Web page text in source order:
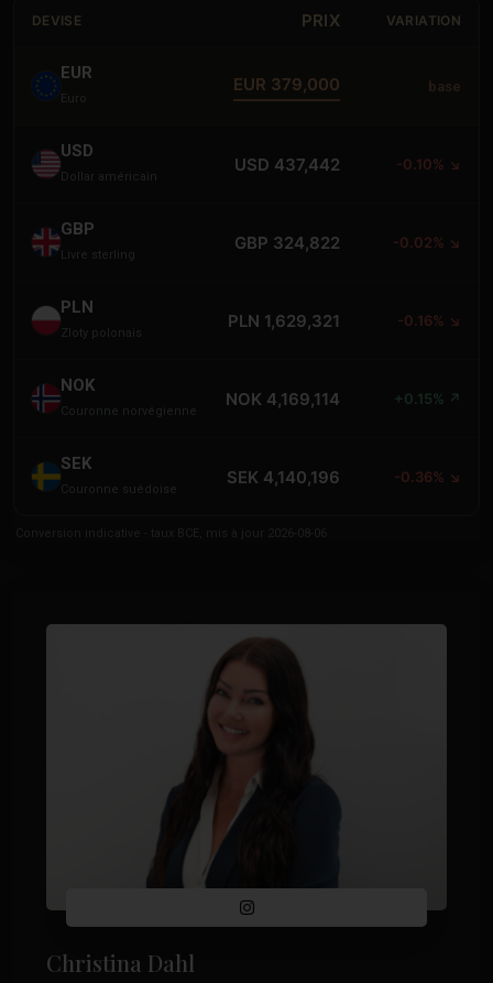
DEVISE PRIX VARIATION
EUR
Euro
EUR 379,000 base
USD
Dollar américain
USD 437,442 -0.10% ↘
GBP
Livre sterling
GBP 324,822 -0.02% ↘
PLN
Zloty polonais
PLN 1,629,321 -0.16% ↘
NOK
Couronne norvégienne
NOK 4,169,114 +0.15% ↗
SEK
Couronne suédoise
SEK 4,140,196 -0.36% ↘
Christina Dahl